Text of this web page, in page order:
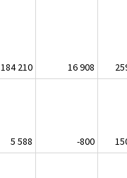
184 210 16 908
5 588 -800